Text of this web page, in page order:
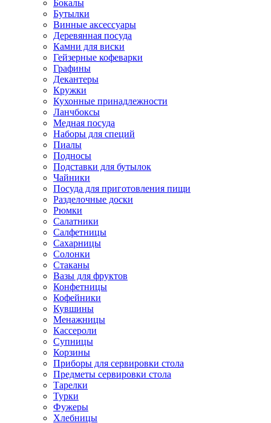
Бокалы
Бутылки
Винные аксессуары
Деревянная посуда
Камни для виски
Гейзерные кофеварки
Графины
Декантеры
Кружки
Кухонные принадлежности
Ланчбоксы
Медная посуда
Наборы для специй
Пиалы
Подносы
Подставки для бутылок
Чайники
Посуда для приготовления пищи
Разделочные доски
Рюмки
Салатники
Салфетницы
Сахарницы
Солонки
Стаканы
Вазы для фруктов
Конфетницы
Кофейники
Кувшины
Менажницы
Кассероли
Супницы
Корзины
Приборы для сервировки стола
Предметы сервировки стола
Тарелки
Турки
Фужеры
Хлебницы